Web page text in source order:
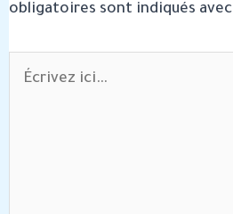
obligatoires sont indiqués avec
Écrivez